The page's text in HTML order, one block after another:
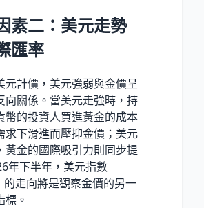
素二：美元走勢
匯率
元計價，美元強弱與金價呈
向關係。當美元走強時，持
幣的投資人買進黃金的成本
求下滑進而壓抑金價；美元
黃金的國際吸引力則同步提
年下半年，美元指數
的走向將是觀察金價的另一
標。